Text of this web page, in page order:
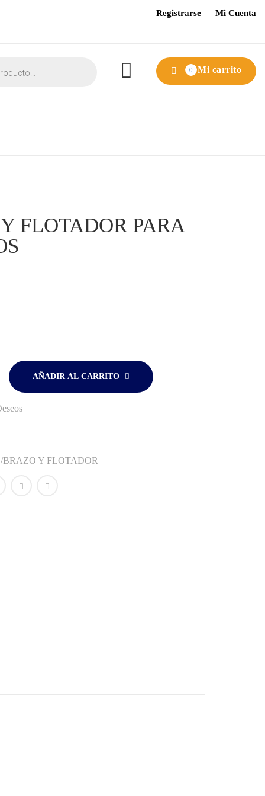
Registrarse Mi Cuenta
0 Mi carrito
FLOTADOR PARA
AÑADIR AL CARRITO
Y FLOTADOR